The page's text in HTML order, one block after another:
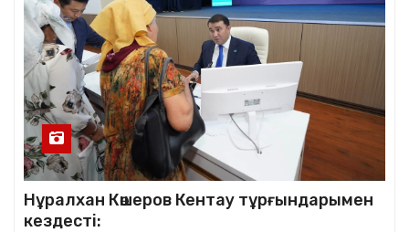
Нұралхан Көшеров Кентау тұрғындарымен
кездесті: